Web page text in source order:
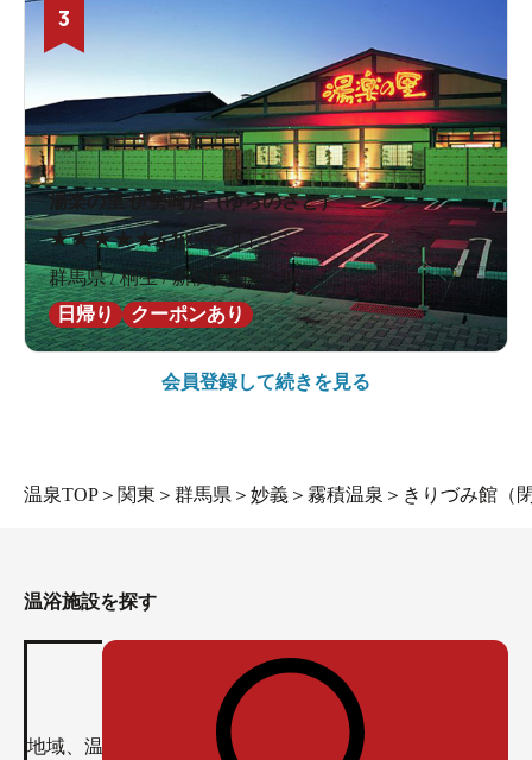
3
湯楽の里 伊勢崎店（ゆらのさと）
★★★★★4.180件の口コミ
群馬県 / 桐生 / 新伊勢崎駅2.8km
日帰り
クーポンあり
会員登録して続きを見る
温泉TOP ＞ 関東 ＞ 群馬県 ＞ 妙義 ＞ 霧積温泉 ＞ きりづみ館（
温浴施設を探す